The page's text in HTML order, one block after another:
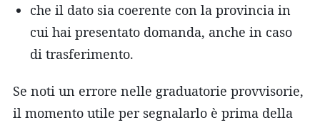
che il dato sia coerente con la provincia in
cui hai presentato domanda, anche in caso
di trasferimento.
Se noti un errore nelle graduatorie provvisorie,
il momento utile per segnalarlo è prima della